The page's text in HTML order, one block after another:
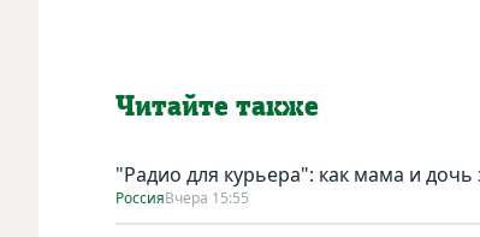
Читайте также
"Радио для курьера": как мама и
РоссияВчера 15:55